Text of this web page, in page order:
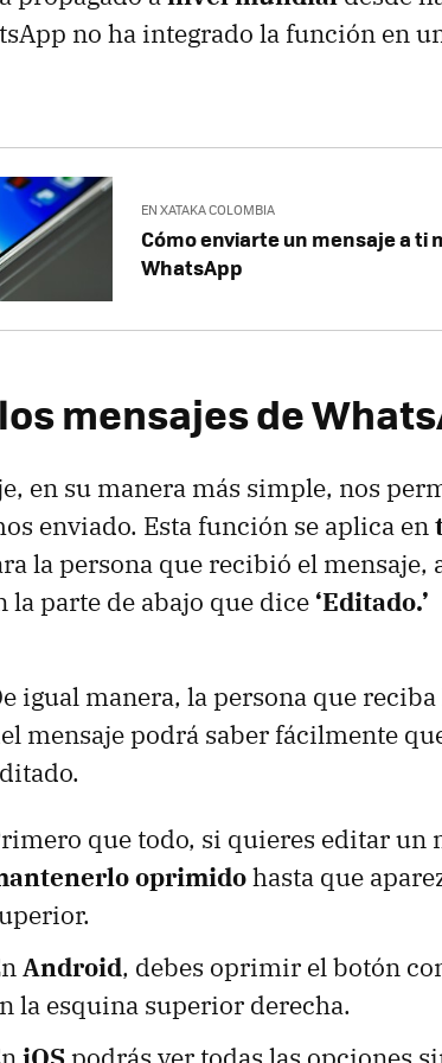
no ha integrado la función en
EN XATAKA COLOMBIA
Cómo enviarte un mensaje a ti
WhatsApp
mensajes de
en su manera más simple, nos
enviado. Esta función se aplica en
la persona que recibió el mensaje,
la parte de abajo que dice ‘Editado.’
igual manera, la persona que
mensaje podrá saber fácilmente
que todo, si quieres editar un
oprimidohasta que
Android, debes oprimir el botón
la esquina superior derecha.